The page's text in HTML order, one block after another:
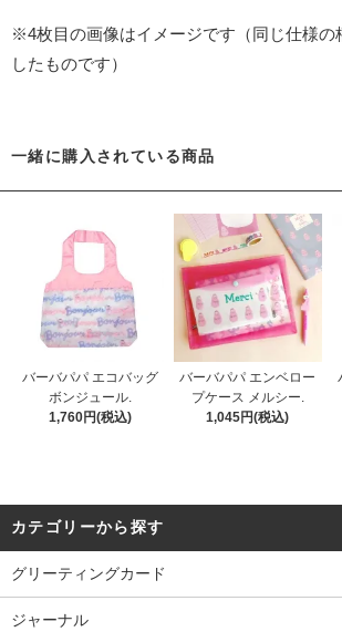
※4枚目の画像はイメージです（同じ仕様の
したものです）
一緒に購入されている商品
バーバパパ エコバッグ
ボンジュール.
1,760円(税込)
バーバパパ エンベロー
プケース メルシー.
1,045円(税込)
カテゴリーから探す
グリーティングカード
ジャーナル